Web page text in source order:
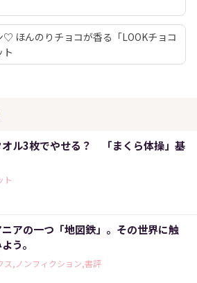
ほんのりチョコが香る「LOOKチョコ
ト
オル3枚でやせる？ 「まくら体操」基
ト
アの一つ「地図鉄」。その世界に触
う。
ス,ノンフィクション,書評